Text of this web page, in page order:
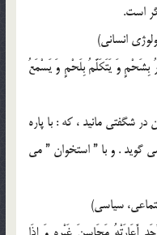
است.
بِشَحْمٍ وَ یَتَکَلَّمُ بِلَحْمٍ وَ یَسْمَعُ
شگفتى مانید ، که : با پاره
. و با ” استخوان ” مى